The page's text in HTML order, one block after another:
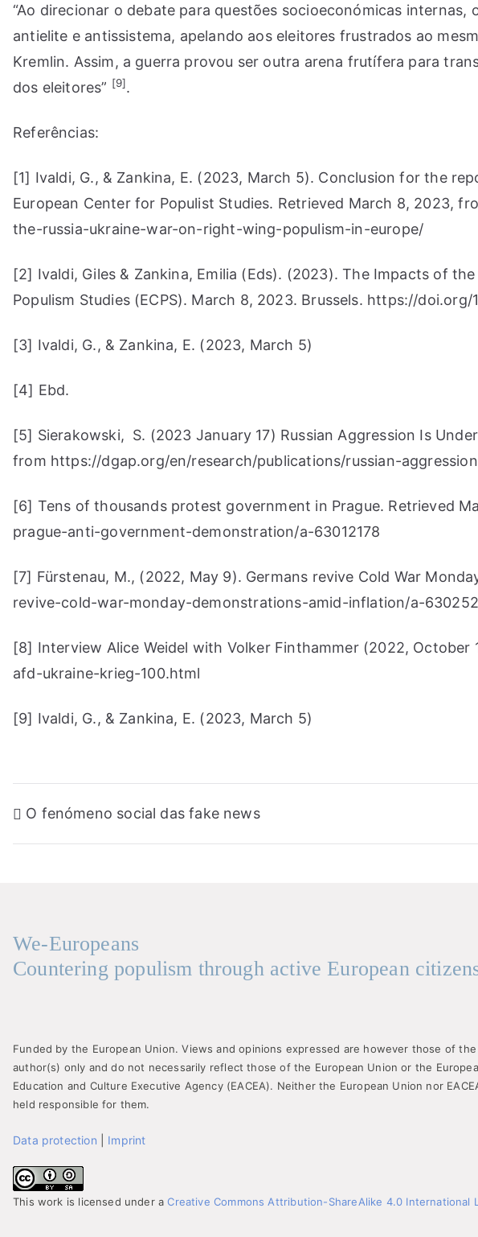
“Ao direcionar o debate para questões socioeconómicas
antielite e antissistema, apelando aos eleitores frustrados ao
Kremlin. Assim, a guerra provou ser outra arena frutífera para
dos eleitores” [9].
Referências:
[1] Ivaldi, G., & Zankina, E. (2023, March 5). Conclusion for the
European Center for Populist Studies. Retrieved March 8,
the-russia-ukraine-war-on-right-wing-populism-in-europe/
[2] Ivaldi, Giles & Zankina, Emilia (Eds). (2023). The Impacts of
Populism Studies (ECPS). March 8, 2023. Brussels. https://doi.org/
[3] Ivaldi, G., & Zankina, E. (2023, March 5)
[4] Ebd.
[5] Sierakowski, S. (2023 January 17) Russian Aggression Is
from https://dgap.org/en/research/publications/russian-
[6] Tens of thousands protest government in Prague. Retrieved
prague-anti-government-demonstration/a-63012178
[7] Fürstenau, M., (2022, May 9). Germans revive Cold War
revive-cold-war-monday-demonstrations-amid-inflation/a-
[8] Interview Alice Weidel with Volker Finthammer (2022,
afd-ukraine-krieg-100.html
[9] Ivaldi, G., & Zankina, E. (2023, March 5)
Navegação
O fenómeno social das fake news
We-Europeans
Countering populism through active European
Funded by the European Union. Views and opinions expressed are however those of the
author(s) only and do not necessarily reflect those of the European Union or the
Education and Culture Executive Agency (EACEA). Neither the European Union nor
held responsible for them.
Data protection Imprint
This work is licensed under aCreative Commons Attribution-ShareAlike 4.0 International